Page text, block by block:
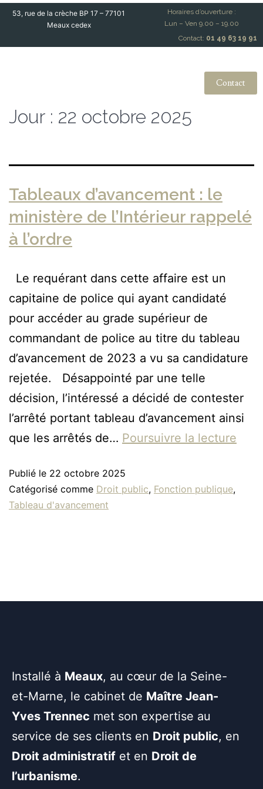
53, rue de la crèche BP 17 – 77101
Meaux cedex
Horaires d’ouverture :
Lun – Ven 9.00 – 19.00
Contact: 01 49 63 19 91
Contact
Jour : 22 octobre 2025
Tableaux d’avancement : le
ministère de l’Intérieur rappelé
à l’ordre
Le requérant dans cette affaire est un
capitaine de police qui ayant candidaté
pour accéder au grade supérieur de
commandant de police au titre du tableau
d’avancement de 2023 a vu sa candidature
rejetée. Désappointé par une telle
décision, l’intéressé a décidé de contester
l’arrêté portant tableau d’avancement ainsi
que les arrêtés de… Poursuivre la lecture
Publié le 22 octobre 2025
Catégorisé comme Droit public, Fonction publique,
Tableau d'avancement
Installé à Meaux, au cœur de la Seine-
et-Marne, le cabinet de Maître Jean-
Yves Trennec met son expertise au
service de ses clients en Droit public, en
Droit administratif et en Droit de
l’urbanisme.